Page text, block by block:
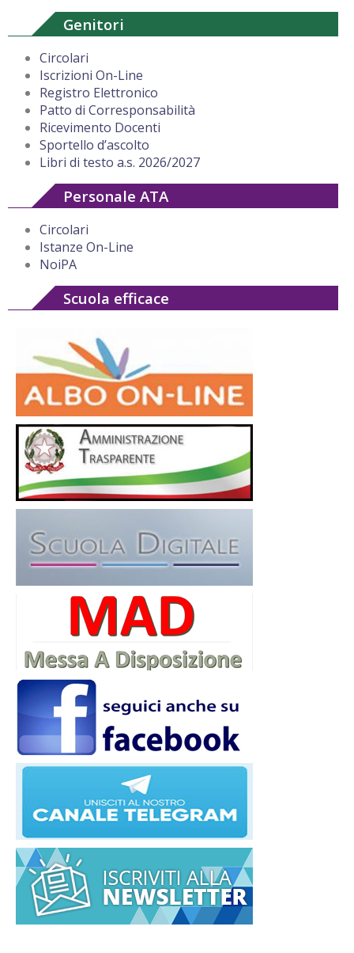
Genitori
Circolari
Iscrizioni On-Line
Registro Elettronico
Patto di Corresponsabilità
Ricevimento Docenti
Sportello d’ascolto
Libri di testo a.s. 2026/2027
Personale ATA
Circolari
Istanze On-Line
NoiPA
Scuola efficace